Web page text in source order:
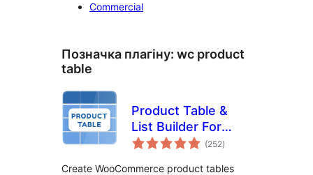
Commercial
Позначка плагіну: wc product
table
Product Table &
List Builder For
WooCommerce
(252загальний
рейтинг
)
Create WooCommerce product tables